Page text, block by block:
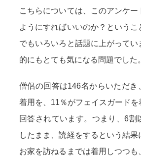
こちらについては、このアンケ
ようにすればいいのか？というこ
でもいろいろと話題に上がってい
的にもとても気になる問題でした。
僧侶の回答は146名からいただき
着用を、11％がフェイスガードを
回答されています。つまり、6割
したまま、読経をするという結果
お家を訪ねるまでは着用しつつ